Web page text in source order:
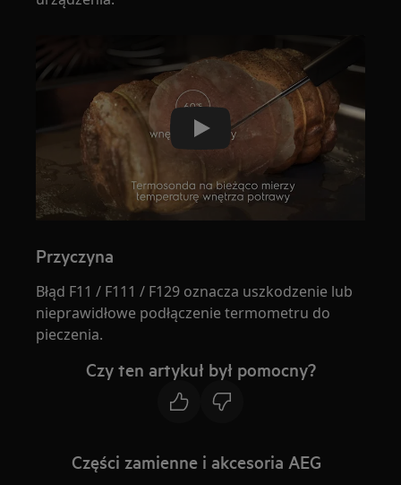
Play
Przyczyna
Błąd F11 / F111 / F129 oznacza uszkodzenie lub
nieprawidłowe podłączenie termometru do
pieczenia.
Czy ten artykuł był pomocny?
Części zamienne i akcesoria AEG